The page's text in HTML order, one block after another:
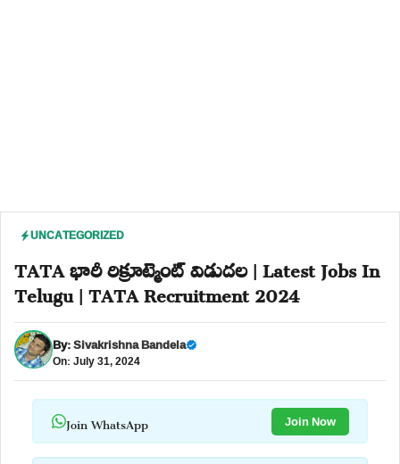
UNCATEGORIZED
TATA భారీ రిక్రూట్మెంట్ విడుదల | Latest Jobs In
Telugu | TATA Recruitment 2024
By:Sivakrishna Bandela
On: July 31, 2024
Join WhatsApp Join Now